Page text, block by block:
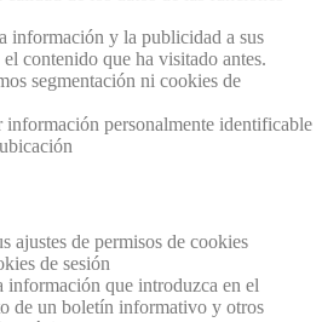
información y la publicidad a sus
contenido que ha visitado antes.
segmentación ni cookies de
personalmente identificable
ajustes de permisos de cookies
de sesión
información que introduzca en el
de un boletín informativo y otros